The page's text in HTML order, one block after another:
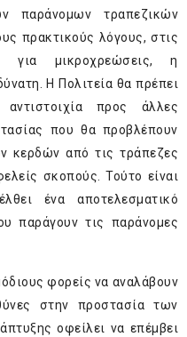
παράνομων τραπεζικών
πρακτικούς λόγους, στις
για μικροχρεώσεις, η
Η Πολιτεία θα πρέπει
προς άλλες
που θα προβλέπουν
κερδών από τις τράπεζες
σκοπούς. Τούτο είναι
ένα αποτελεσματικό
παράγουν τις παράνομες
φορείς να αναλάβουν
στην προστασία των
οφείλει να επέμβει